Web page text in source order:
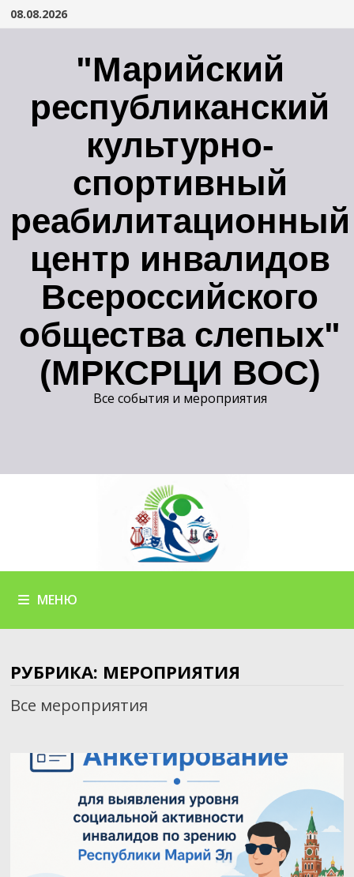
Перейти
08.08.2026
"Марийский
республиканский
культурно-
спортивный
реабилитационный
центр инвалидов
Всероссийского
общества слепых"
(МРКСРЦИ ВОС)
Все события и мероприятия
МЕНЮ
РУБРИКА: МЕРОПРИЯТИЯ
Все мероприятия